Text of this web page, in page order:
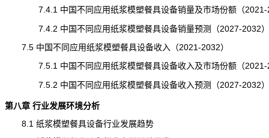
7.4.1 中国不同应用纸浆模塑餐具设备销量及市场份额（2021-
7.4.2 中国不同应用纸浆模塑餐具设备销量预测（2027-2032）
7.5 中国不同应用纸浆模塑餐具设备收入（2021-2032）
7.5.1 中国不同应用纸浆模塑餐具设备收入及市场份额（2021-
7.5.2 中国不同应用纸浆模塑餐具设备收入预测（2027-2032）
第八章 行业发展环境分析
8.1 纸浆模塑餐具设备行业发展趋势